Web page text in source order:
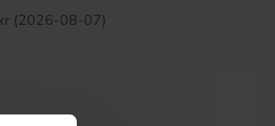
(2026-08-07)